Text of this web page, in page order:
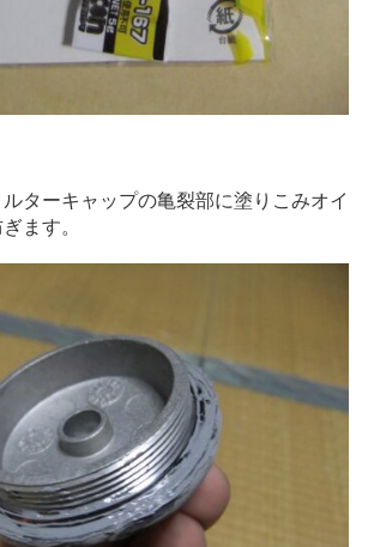
ターキャップの亀裂部に塗りこみオイ
ます。